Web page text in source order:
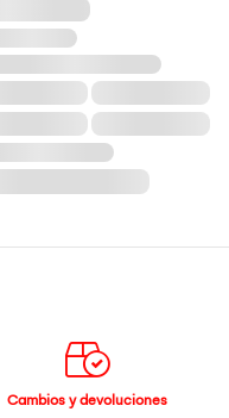
Cambios y devoluciones